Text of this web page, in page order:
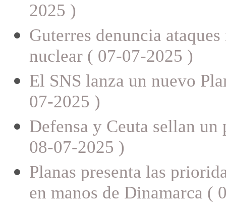
2025 )
Guterres denuncia
nuclear ( 07-07-2025 )
El SNS lanza un nuevo
07-2025 )
Defensa y Ceuta sellan
08-07-2025 )
Planas presenta las
en manos de Dinamarca (